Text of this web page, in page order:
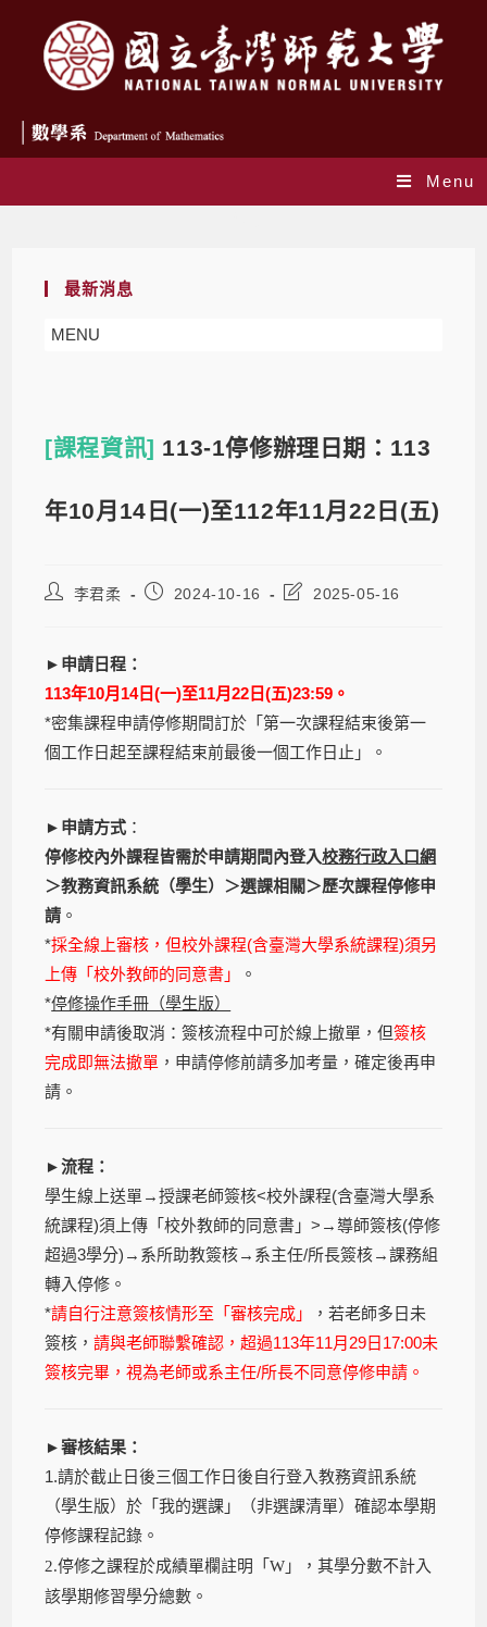
Menu
最新消息
MENU
[課程資訊] 113-1停修辦理日期：113
年10月14日(一)至112年11月22日(五)
李君柔 2024-10-16 2025-05-16
►申請日程：
113年10月14日(一)至11月22日(五)23:59。
*密集課程申請停修期間訂於「第一次課程結束後第一
個工作日起至課程結束前最後一個工作日止」。
►申請方式 ：
停修校內外課程皆需於申請期間內登入校務行政入口網
＞教務資訊系統（學生）＞選課相關＞歷次課程停修申
請 。
*採全線上審核，但校外課程(含臺灣大學系統課程)須另
上傳「校外教師的同意書」
。
*停修操作手冊（學生版）
*有關申請後取消：簽核流程中可於線上撤單，但簽核
完成即無法撤單 ，申請停修前請多加考量，確定後再申
請。
►流程：
學生線上送單→授課老師簽核<校外課程(含臺灣大學系
統課程)須上傳「校外教師的同意書」>→導師簽核(停修
超過3學分)→系所助教簽核→系主任/所長簽核→課務組
轉入停修。
*請自行注意簽核情形至「審核完成」
，若老師多日未
簽核，請與老師聯繫確認，超過113年11月29日17:00未
簽核完畢，視為老師或系主任/所長不同意停修申請。
►審核結果：
1.請於截止日後三個工作日後自行登入教務資訊系統
（學生版）於「我的選課」（非選課清單）確認本學期
停修課程記錄。
2.停修之課程於成績單欄註明「W」，其學分數不計入
該學期修習學分總數。